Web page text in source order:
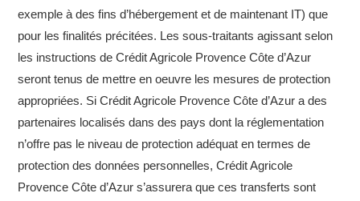
exemple à des fins d’hébergement et de maintenant IT) que
pour les finalités précitées. Les sous-traitants agissant selon
les instructions de Crédit Agricole Provence Côte d’Azur
seront tenus de mettre en oeuvre les mesures de protection
appropriées. Si Crédit Agricole Provence Côte d’Azur a des
partenaires localisés dans des pays dont la réglementation
n’offre pas le niveau de protection adéquat en termes de
protection des données personnelles, Crédit Agricole
Provence Côte d’Azur s’assurera que ces transferts sont